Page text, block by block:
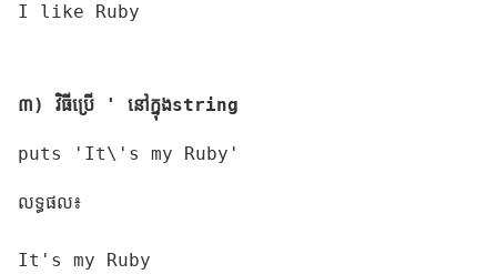
I like Ruby
៣) វិធីប្រើ ' នៅក្នុងstring
puts 'It\'s my Ruby'
លទ្ធផល៖
It's my Ruby